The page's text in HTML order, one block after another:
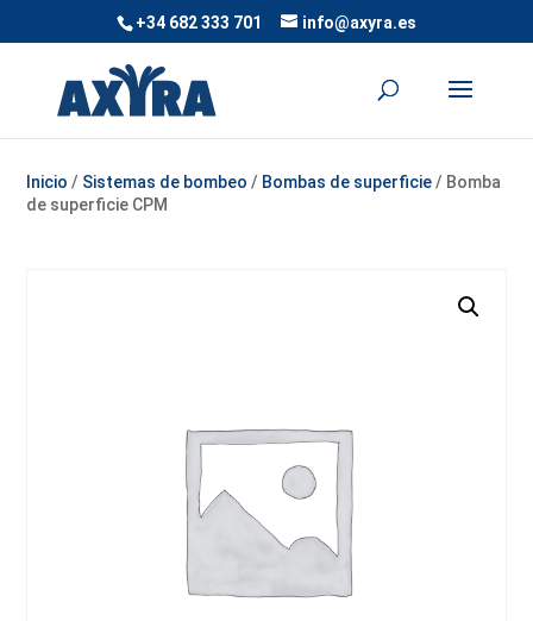
+34 682 333 701 info@axyra.es
Inicio / Sistemas de bombeo / Bombas de superficie/ Bomba
de superficie CPM